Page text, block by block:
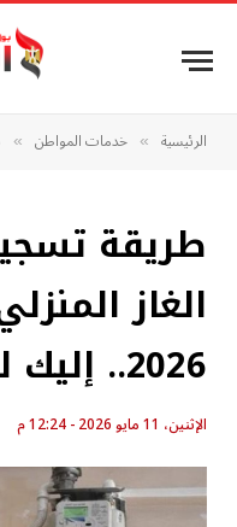
الرئيسية » خدمات المواطن »
طريقة
الغاز
2026.. إليك لخطوات
الإثنين، 11 مايو 2026 - 12:24 م